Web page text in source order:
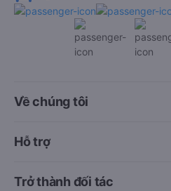
Về chúng tôi
Hỗ trợ
Trở thành đối tác